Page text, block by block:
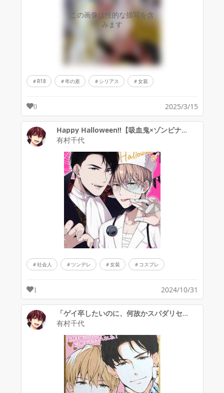
この画像は性的な描写を含
みます
R18 年の差 シリアス 女装
0 2025/3/15
Happy Halloween!!【吸血鬼×ゾンビナース】
有村千代
社会人 ツンデレ 女装 コスプレ
1 2024/10/31
「ゲイ卒したいのに、何故かスパダリセフレに溺愛＆求婚されてます！」色紙イラスト
有村千代